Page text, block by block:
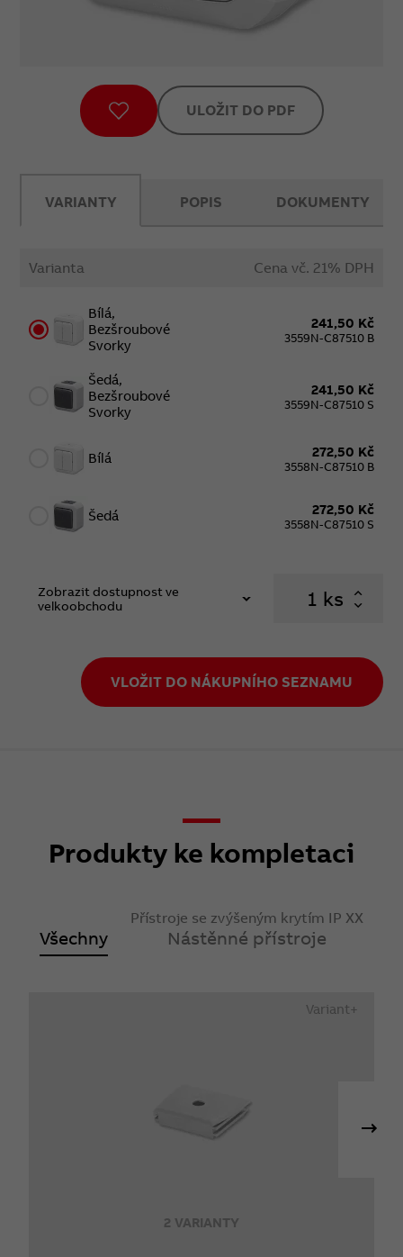
ULOŽIT DO PDF
VARIANTY
Varianta Cena vč. 21% DPH
Bílá,
Bezšroubové
Svorky
241,50 Kč
3559N-C87510 B
Šedá,
Bezšroubové
Svorky
241,50 Kč
3559N-C87510 S
Bílá 272,50 Kč
3558N-C87510 B
Šedá 272,50 Kč
3558N-C87510 S
Zobrazit dostupnost ve
velkoobchodu
ks
VLOŽIT DO NÁKUPNÍHO SEZNAMU
POPIS DOKUMENTY
Produkty ke kompletaci
Všechny
Přístroje se zvýšeným krytím IP XX
Nástěnné přístroje
2 VARIANTY
Variant+